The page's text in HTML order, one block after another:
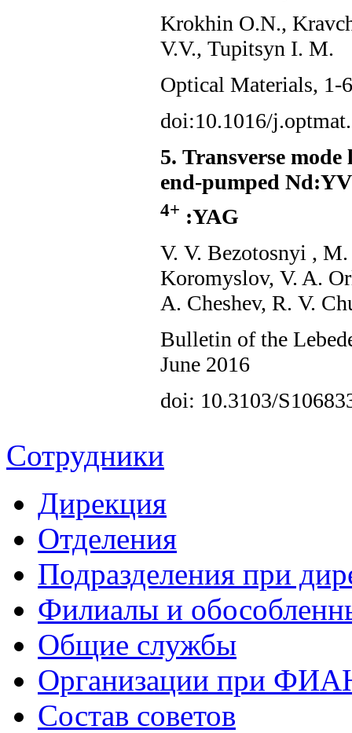
Krokhin O.N.,
V.V., Tupitsyn I. M.
Optical Materials, 1-
doi:10.1016/
5. Transverse
end-pumped
4+ :YAG
V. V. Bezotosnyi ,
Koromyslov, V. A.
A. Cheshev, R. V.
Bulletin of the
June 2016
doi: 10.3103/
Сотрудники
Дирекция
Отделения
Подразделения при
Филиалы и
Общие службы
Организации при
Состав советов